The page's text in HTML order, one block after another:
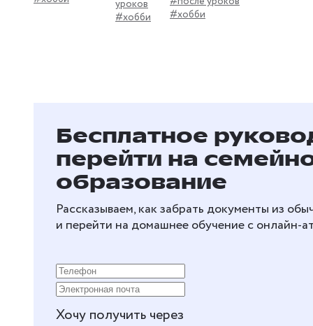
уроков
#хобби
#хобби
Бесплатное
перейти на
образование
Рассказываем, как забрать документы из
и перейти на домашнее обучение с
Хочу получить через